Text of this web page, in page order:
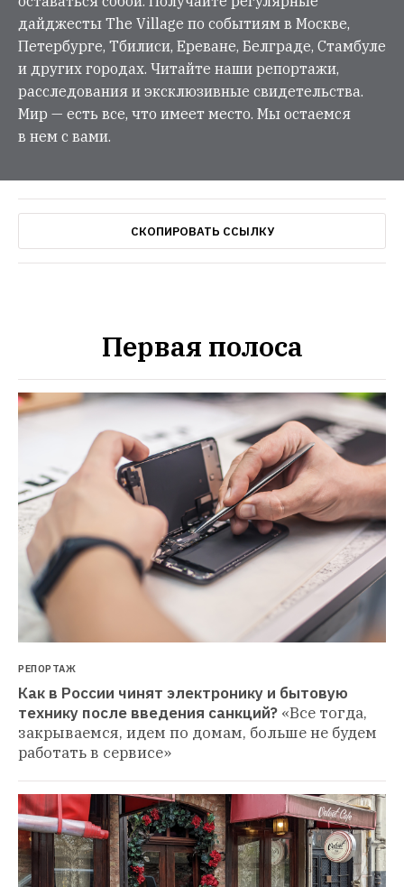
дайджесты The Village по событиям в Москве,
Петербурге, Тбилиси, Ереване, Белграде, Стамбуле
и других городах. Читайте наши репортажи,
расследования и эксклюзивные свидетельства.
Мир — есть все, что имеет место. Мы остаемся
в нем с вами.
СКОПИРОВАТЬ ССЫЛКУ
Первая полоса
РЕПОРТАЖ
Как в России чинят электронику и бытовую
технику после введения санкций? «Все тогда,
закрываемся, идем по домам, больше не будем
работать в сервисе»